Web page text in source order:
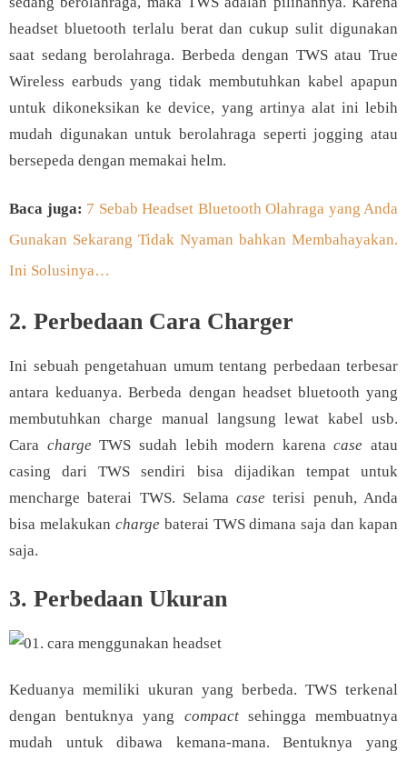
headset bluetooth terlalu berat dan cukup sulit digunakan
saat sedang berolahraga. Berbeda dengan TWS atau True
Wireless earbuds yang tidak membutuhkan kabel apapun
untuk dikoneksikan ke device, yang artinya alat ini lebih
mudah digunakan untuk berolahraga seperti jogging atau
bersepeda dengan memakai helm.
Baca juga: 7 Sebab Headset Bluetooth Olahraga yang Anda
Gunakan Sekarang Tidak Nyaman bahkan Membahayakan.
Ini Solusinya…
2. Perbedaan Cara Charger
Ini sebuah pengetahuan umum tentang perbedaan terbesar
antara keduanya. Berbeda dengan headset bluetooth yang
membutuhkan charge manual langsung lewat kabel usb.
Cara charge TWS sudah lebih modern karenacase atau
casing dari TWS sendiri bisa dijadikan tempat untuk
mencharge baterai TWS. Selamacase terisi penuh, Anda
bisa melakukan charge baterai TWS dimana saja dan kapan
saja.
3. Perbedaan Ukuran
Keduanya memiliki ukuran yang berbeda. TWS terkenal
dengan bentuknya yang compactsehingga membuatnya
mudah untuk dibawa kemana-mana. Bentuknya yang